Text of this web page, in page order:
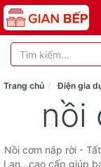
Trang chủ Điện gia
nồi
Nồi cơm nắp rời -
Lan...cao cấp giúp